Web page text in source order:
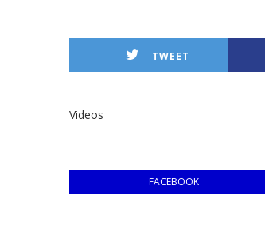
TWEET
Videos
FACEBOOK